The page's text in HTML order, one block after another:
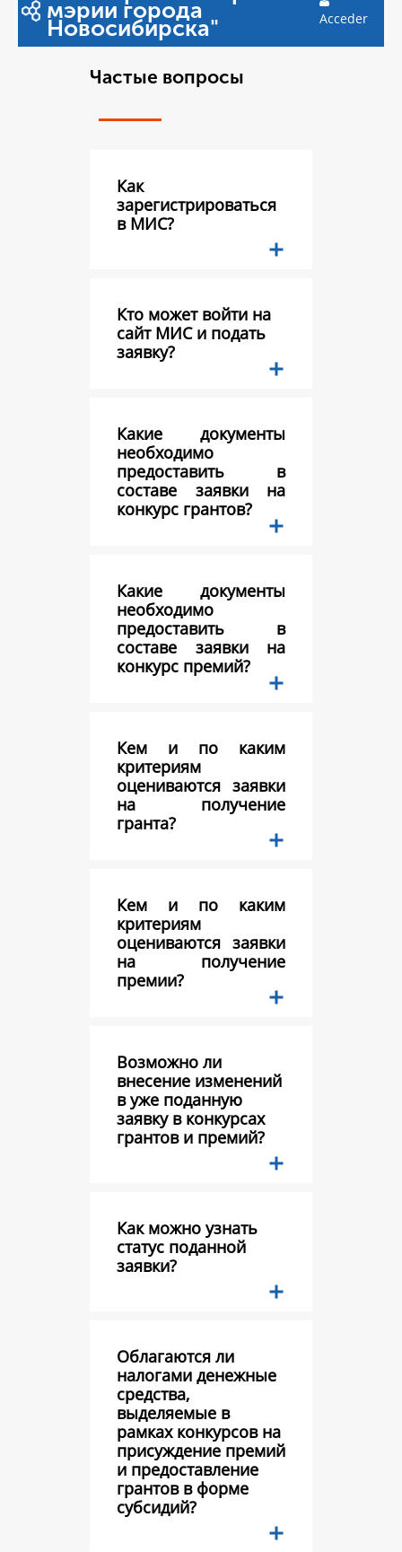
мэрии города
Новосибирска" Acceder
Частые вопросы
Как
зарегистрироваться
в МИС?
Кто может войти на
сайт МИС и подать
заявку?
Какие документы
необходимо
предоставить в
составе заявки на
конкурс грантов?
Какие документы
необходимо
предоставить в
составе заявки на
конкурс премий?
Кем и по каким
критериям
оцениваются заявки
на получение
гранта?
Кем и по каким
критериям
оцениваются заявки
на получение
премии?
Возможно ли
внесение изменений
в уже поданную
заявку в конкурсах
грантов и премий?
Как можно узнать
статус поданной
заявки?
Облагаются ли
налогами денежные
средства,
выделяемые в
рамках конкурсов на
присуждение премий
и предоставление
грантов в форме
субсидий?